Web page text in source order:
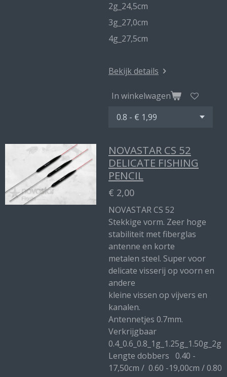
2g_24,5cm
3g_27,0cm
4g_27,5cm
Bekijk details
In winkelwagen
NOVASTAR CS 52
DELICATE FISHING
PENCIL
€ 2,00
NOVASTAR CS 52
Stekkige vorm. Zeer hoge
stabiliteit met fiberglas
antenne en korte
metalen steel. Super voor
delicate visserij op voorn en
andere
kleine vissen op vijvers en
kanalen.
Antennetjes 0.7mm.
Verkrijgbaar
0.4_0.6_0.8_1g_1.25g_1.50g_2g
Lengte dobbers 0.40 -
17,50cm / 0.60 -19,00cm / 0.80